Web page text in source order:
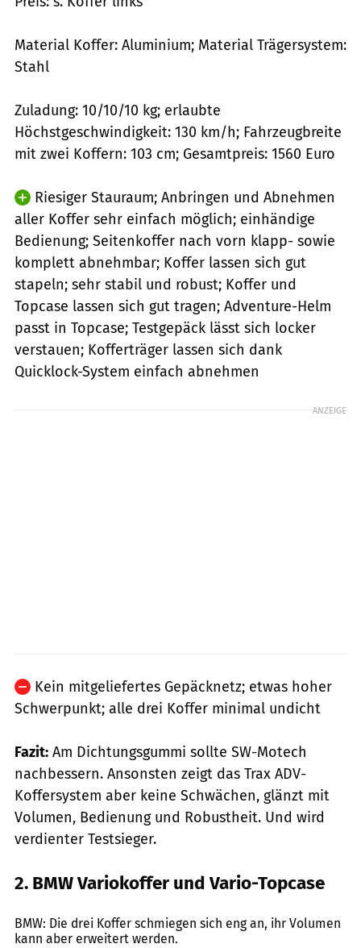
Material Koffer: Aluminium; Material Trägersystem:
Stahl
Zuladung: 10/10/10 kg; erlaubte
Höchstgeschwindigkeit: 130 km/h; Fahrzeugbreite
mit zwei Koffern: 103 cm; Gesamtpreis: 1560 Euro
Riesiger Stauraum; Anbringen und Abnehmen
aller Koffer sehr einfach möglich; einhändige
Bedienung; Seitenkoffer nach vorn klapp- sowie
komplett abnehmbar; Koffer lassen sich gut
stapeln; sehr stabil und robust; Koffer und
Topcase lassen sich gut tragen; Adventure-Helm
passt in Topcase; Testgepäck lässt sich locker
verstauen; Kofferträger lassen sich dank
Quicklock-System einfach abnehmen
ANZEIGE
Kein mitgeliefertes Gepäcknetz; etwas hoher
Schwerpunkt; alle drei Koffer minimal undicht
Fazit: Am Dichtungsgummi sollte SW-Motech
nachbessern. Ansonsten zeigt das Trax ADV-
Koffersystem aber keine Schwächen, glänzt mit
Volumen, Bedienung und Robustheit. Und wird
verdienter Testsieger.
2. BMW Variokoffer und Vario-Topcase
BMW: Die drei Koffer schmiegen sich eng an, ihr Volumen
kann aber erweitert werden.